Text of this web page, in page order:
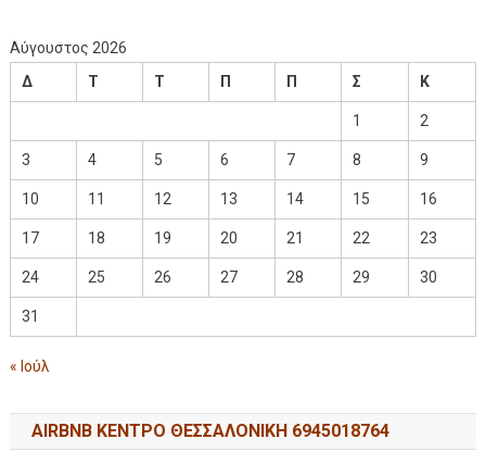
Αύγουστος 2026
Δ
Τ Τ Π Π Σ Κ
1 2
3 4 5 6 7 8 9
10 11 12 13 14 15 16
17 18 19 20 21 22 23
24 25 26 27 28 29 30
31
« Ιούλ
AIRBNB ΚΕΝΤΡΟ ΘΕΣΣΑΛΟΝΙΚΗ 6945018764